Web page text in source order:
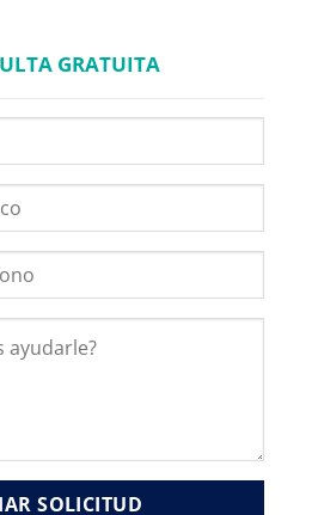
GRATUITA